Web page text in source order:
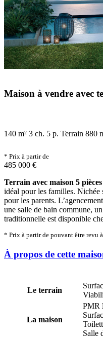
Maison à vendre avec
140 m² 3 ch. 5 p. Terrain 880
* Prix à partir de
485 000 €
Terrain avec maison 5
idéal pour les familles. Nichée
pour les parents.
une salle de bain commune,
traditionnelle est disponible
* Prix à partir de pouvant être revu
À propos de cette
Le terrain
La maison
PMR
Salle